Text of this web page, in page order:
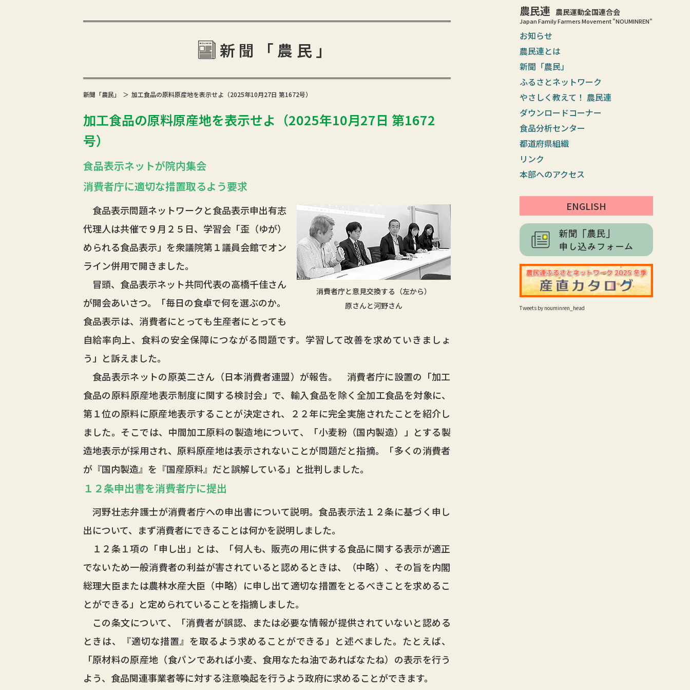
農民連 農民運動全国連合会
Japan Family Farmers Movement "NOUMINREN"
お知らせ
農民連とは
新聞「農民」
ふるさとネットワーク
やさしく教えて！ 農民連
ダウンロードコーナー
食品分析センター
都道府県組織
リンク
本部へのアクセス
ENGLISH
Tweets by nouminren_head
新聞「農民」
新聞「農民」 加工食品の原料原産地を表示せよ（2025年10月27日 第1672号）
加工食品の原料原産地を表示せよ（2025年10月27日 第1672
号）
食品表示ネットが院内集会
消費者庁に適切な措置取るよう要求
消費者庁と意見交換する（左から）
原さんと河野さん
食品表示問題ネットワークと食品表示申出有志
代理人は共催で９月２５日、学習会「歪（ゆが）
められる食品表示」を衆議院第１議員会館でオン
ライン併用で開きました。
冒頭、食品表示ネット共同代表の高橋千佳さん
が開会あいさつ。「毎日の食卓で何を選ぶのか。
食品表示は、消費者にとっても生産者にとっても
自給率向上、食料の安全保障につながる問題です。学習して改善を求めていきましょ
う」と訴えました。
食品表示ネットの原英二さん（日本消費者連盟）が報告。 消費者庁に設置の「加工
食品の原料原産地表示制度に関する検討会」で、輸入食品を除く全加工食品を対象に、
第１位の原料に原産地表示することが決定され、２２年に完全実施されたことを紹介し
ました。そこでは、中間加工原料の製造地について、「小麦粉（国内製造）」とする製
造地表示が採用され、原料原産地は表示されないことが問題だと指摘。「多くの消費者
が『国内製造』を『国産原料』だと誤解している」と批判しました。
１２条申出書を消費者庁に提出
河野壮志弁護士が消費者庁への申出書について説明。食品表示法１２条に基づく申し
出について、まず消費者にできることは何かを説明しました。
１２条１項の「申し出」とは、「何人も、販売の用に供する食品に関する表示が適正
でないため一般消費者の利益が害されていると認めるときは、（中略）、その旨を内閣
総理大臣または農林水産大臣（中略）に申し出て適切な措置をとるべきことを求めるこ
とができる」と定められていることを指摘しました。
この条文について、「消費者が誤認、または必要な情報が提供されていないと認める
ときは、『適切な措置』を取るよう求めることができる」と述べました。たとえば、
「原材料の原産地（食パンであれば小麦、食用なたね油であればなたね）の表示を行う
よう、食品関連事業者等に対する注意喚起を行うよう政府に求めることができます。